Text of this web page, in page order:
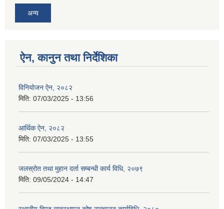
अन्य
ऐन, कानुन तथा निर्देशिका
विनियोजन ऐन, २०८२
मिति: 07/03/2025 - 13:56
आर्थिक ऐन, २०८२
मिति: 07/03/2025 - 13:55
जलस्रोत तथा मुहान दर्ता सम्बन्धी कार्य विधि, २०७९
मिति: 09/05/2024 - 14:47